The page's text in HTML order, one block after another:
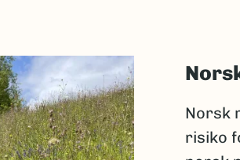
Norsk
risiko